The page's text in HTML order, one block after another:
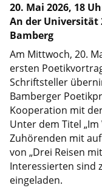
20. Mai 2026, 18
An der Universität
Bamberg
Am Mittwoch, 20.
ersten
Schriftsteller
Bamberger
Kooperation mit
Unter dem Titel
Zuhörenden mit
von „Drei Reisen
Interessierten sind
eingeladen.